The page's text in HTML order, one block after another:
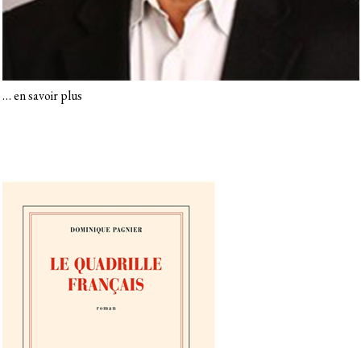
…en savoir plus